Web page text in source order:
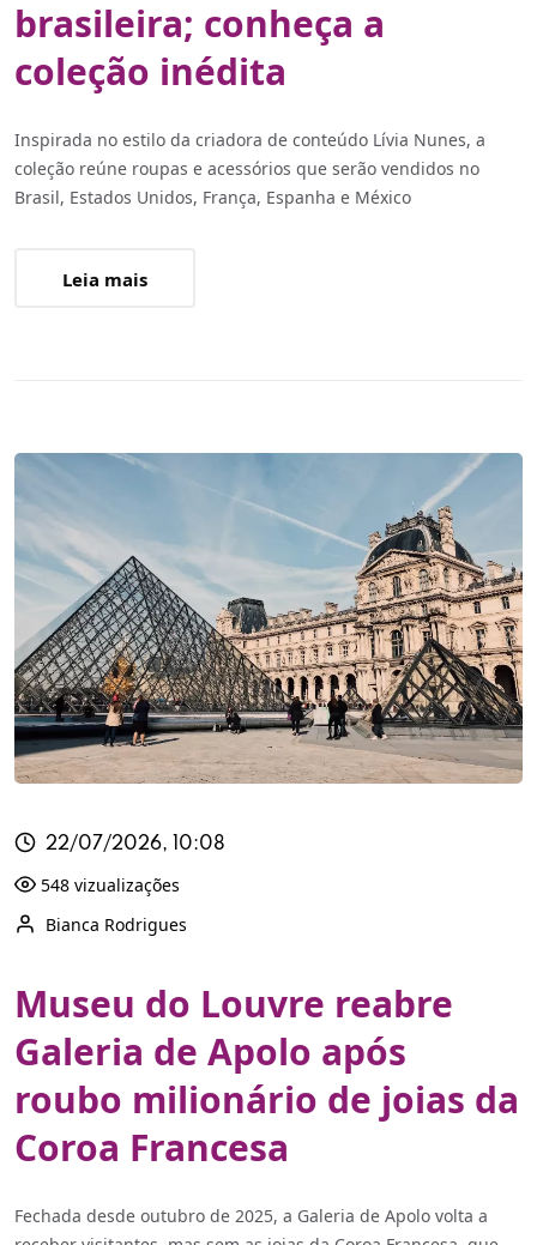
brasileira; conheça a
coleção inédita
Inspirada no estilo da criadora de conteúdo Lívia Nunes, a
coleção reúne roupas e acessórios que serão vendidos no
Brasil, Estados Unidos, França, Espanha e México
Leia mais
22/07/2026, 10:08
548 vizualizações
Bianca Rodrigues
Museu do Louvre reabre
Galeria de Apolo após
roubo milionário de joias da
Coroa Francesa
Fechada desde outubro de 2025, a Galeria de Apolo volta a